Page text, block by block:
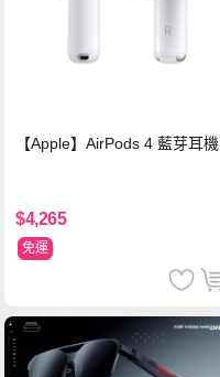
【Apple】AirPods 4 藍芽耳機
$4,265
免運